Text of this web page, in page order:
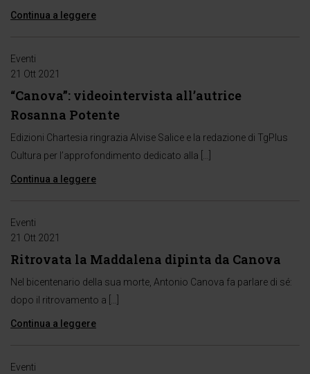
Continua a leggere
Eventi
21 Ott 2021
“Canova”: videointervista all’autrice
Rosanna Potente
Edizioni Chartesia ringrazia Alvise Salice e la redazione di TgPlus
Cultura per l’approfondimento dedicato alla […]
Continua a leggere
Eventi
21 Ott 2021
Ritrovata la Maddalena dipinta da Canova
Nel bicentenario della sua morte, Antonio Canova fa parlare di sé:
dopo il ritrovamento a […]
Continua a leggere
Eventi